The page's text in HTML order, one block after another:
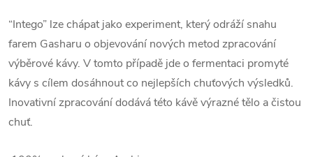
“Intego” lze chápat jako experiment, který odráží snahu
farem Gasharu o objevování nových metod zpracování
výběrové kávy. V tomto případě jde o fermentaci promyté
kávy s cílem dosáhnout co nejlepších chuťových výsledků.
Inovativní zpracování dodává této kávě výrazné tělo a čistou
chuť.